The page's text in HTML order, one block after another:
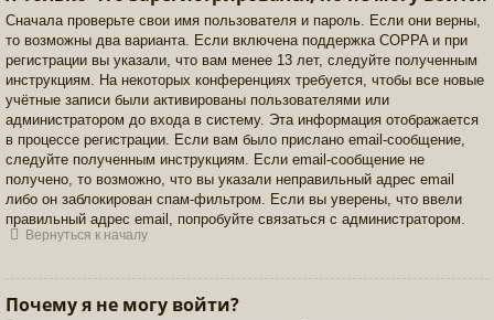
Сначала проверьте свои имя пользователя и пароль. Если они верны,
то возможны два варианта. Если включена поддержка COPPA и при
регистрации вы указали, что вам менее 13 лет, следуйте полученным
инструкциям. На некоторых конференциях требуется, чтобы все новые
учётные записи были активированы пользователями или
администратором до входа в систему. Эта информация отображается
в процессе регистрации. Если вам было прислано email-сообщение,
следуйте полученным инструкциям. Если email-сообщение не
получено, то возможно, что вы указали неправильный адрес email
либо он заблокирован спам-фильтром. Если вы уверены, что ввели
правильный адрес email, попробуйте связаться с администратором.
Вернуться к началу
Почему я не могу войти?